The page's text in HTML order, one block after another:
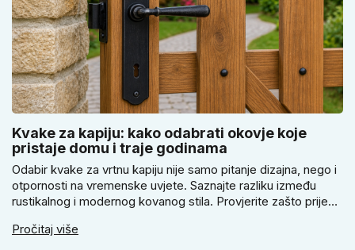
Kvake za kapiju: kako odabrati okovje koje
pristaje domu i traje godinama
Odabir kvake za vrtnu kapiju nije samo pitanje dizajna, nego i
otpornosti na vremenske uvjete. Saznajte razliku između
rustikalnog i modernog kovanog stila. Provjerite zašto prije
se zbog veće sigurnosti isplati odabrati kvaku s kuglom za
Pročitaj više